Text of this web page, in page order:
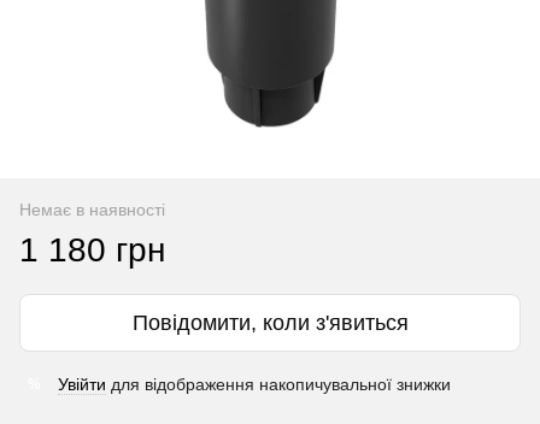
Немає в наявності
1 180 грн
Повідомити, коли з'явиться
Увійти для відображення накопичувальної знижки